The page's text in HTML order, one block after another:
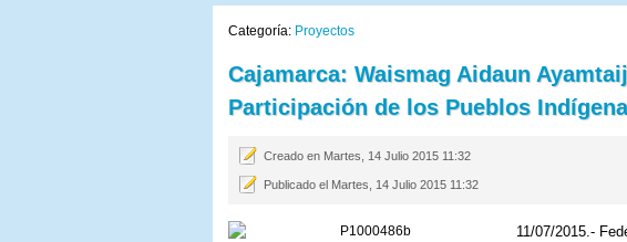
Categoría: Proyectos
Cajamarca: Waismag Aidaun
Participación de los Pueblos
Creado en Martes, 14 Julio 2015 11:32
Publicado el Martes, 14 Julio 2015 11:32
11/07/2015.-